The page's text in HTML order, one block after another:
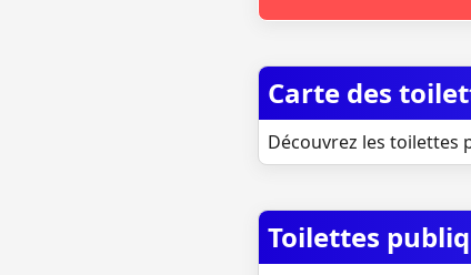
Carte des
Découvrez les toilettes
Toilettes